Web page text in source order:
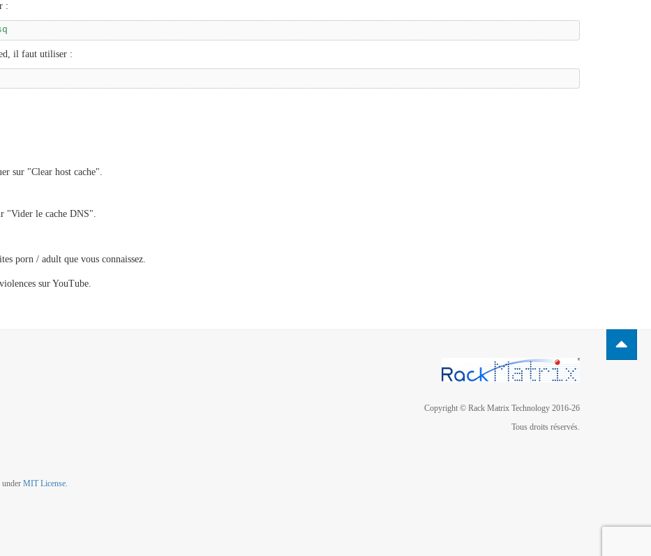
:
il faut utiliser :
sur "Clear host cache".
"Vider le cache DNS".
porn / adult que vous connaissez.
sur YouTube.
Copyright © Rack Matrix Technology 2016-26
Tous droits réservés.
MIT License.